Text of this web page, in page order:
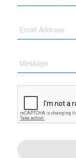
CAPTCHA